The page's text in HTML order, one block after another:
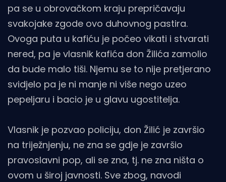
pa se u obrovačkom kraju prepričavaju
svakojake zgode ovo duhovnog pastira.
Ovoga puta u kafiću je počeo vikati i stvarati
nered, pa je vlasnik kafića don Žilića zamolio
da bude malo tiši. Njemu se to nije pretjerano
svidjelo pa je ni manje ni više nego uzeo
pepeljaru i bacio je u glavu ugostitelja.
Vlasnik je pozvao policiju, don Žilić je završio
na triježnjenju, ne zna se gdje je završio
pravoslavni pop, ali se zna, tj. ne zna ništa o
ovom u široj javnosti. Sve zbog, navodi